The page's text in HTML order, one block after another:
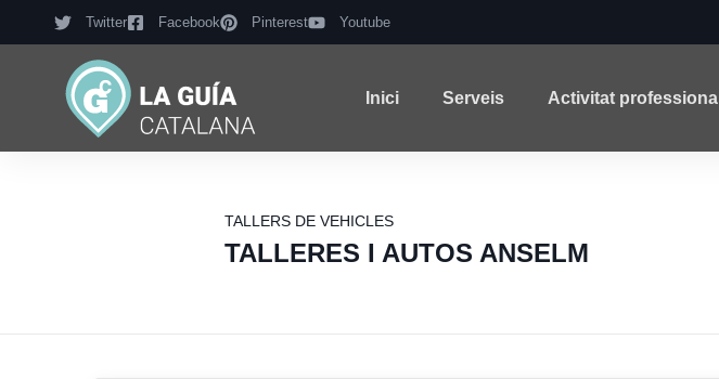
Twitter Facebook Pinterest Youtube
Inici Serveis Activitat professional
TALLERS DE VEHICLES
TALLERES I AUTOS ANSELM